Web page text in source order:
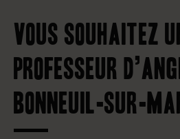
Vous souhaitez
professeur
Bonneuil-sur-